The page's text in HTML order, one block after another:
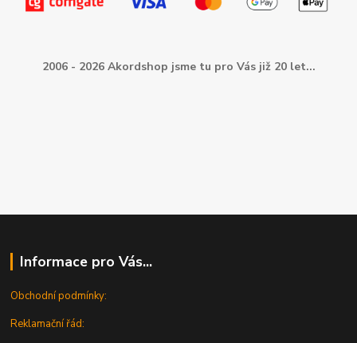
2006 - 2026 Akordshop jsme tu pro Vás již 20 let...
Informace pro Vás...
Obchodní podmínky:
Reklamační řád: